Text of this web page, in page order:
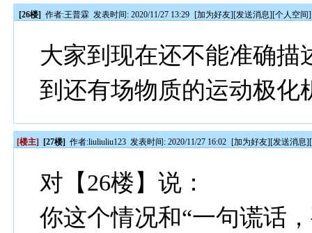
[26楼] 作者:王普霖 发表时间: 2020/11/27 13:29 [加为好友][发送消息][个人空间]
大家到现在还不能准确描
到还有场物质的运动极化
[楼主] [27楼] 作者:liuliuliu123 发表时间: 2020/11/27 16:02 [加为好友][发送消息][
对【26楼】说：
你这个情况和“一句谎话